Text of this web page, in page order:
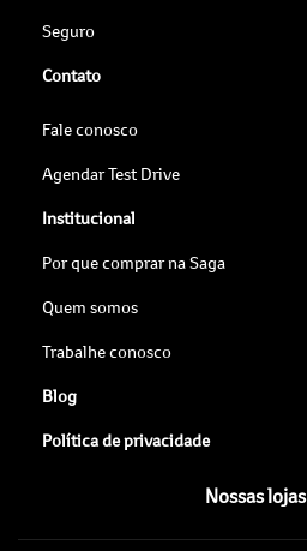
Seguro
Contato
Fale conosco
Agendar Test Drive
Institucional
Por que comprar na Saga
Quem somos
Trabalhe conosco
Blog
Política de privacidade
Nossas lojas